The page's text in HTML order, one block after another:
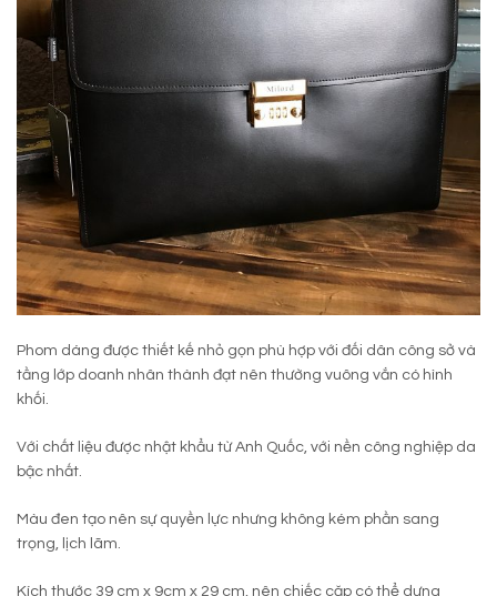
Phom dáng được thiết kế nhỏ gọn phù hợp với đối dân công sở và
tầng lớp doanh nhân thành đạt nên thường vuông vắn có hình
khối.
Với chất liệu được nhật khẩu từ Anh Quốc, với nền công nghiệp da
bậc nhất.
Màu đen tạo nên sự quyền lực nhưng không kém phần sang
trọng, lịch lãm.
Kích thước 39 cm x 9cm x 29 cm, nên chiếc cặp có thể dựng